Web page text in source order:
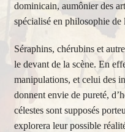
À PROPOS
CONTACT
dominicain, aumônier des
spécialisé en philosophie de
Séraphins, chérubins et
le devant de la scène. En
manipulations, et celui des
donnent envie de pureté,
célestes sont supposés
explorera leur possible